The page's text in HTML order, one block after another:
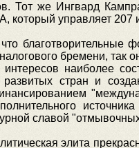
Тот же Ингвард
который управляет
бремени, так
интересов наиболее
развитых стран и
славой
элита